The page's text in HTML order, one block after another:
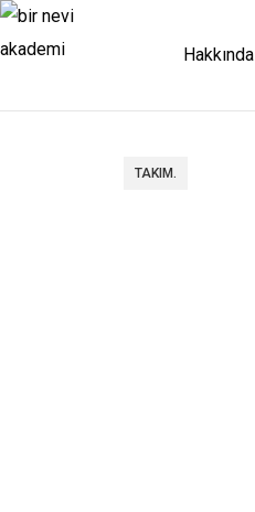
Hakkında
TAKIM.